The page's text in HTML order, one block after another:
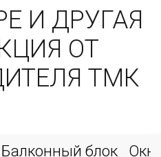
И ДРУГАЯ
ОТ
ТМК
Балконный блок